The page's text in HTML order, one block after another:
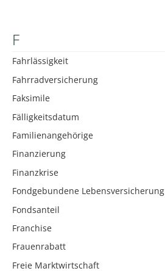
F
Fahrlässigkeit
Fahrradversicherung
Faksimile
Fälligkeitsdatum
Familienangehörige
Finanzierung
Finanzkrise
Fondgebundene Lebensversicherung
Fondsanteil
Franchise
Frauenrabatt
Freie Marktwirtschaft